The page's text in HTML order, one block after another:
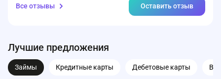
Все отзывы Оставить отзыв
Лучшие предложения
Займы Кредитные карты Дебетовые карты